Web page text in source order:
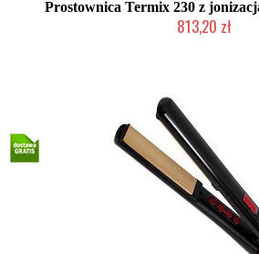
Prostownica Termix 230 z
813,20 zł